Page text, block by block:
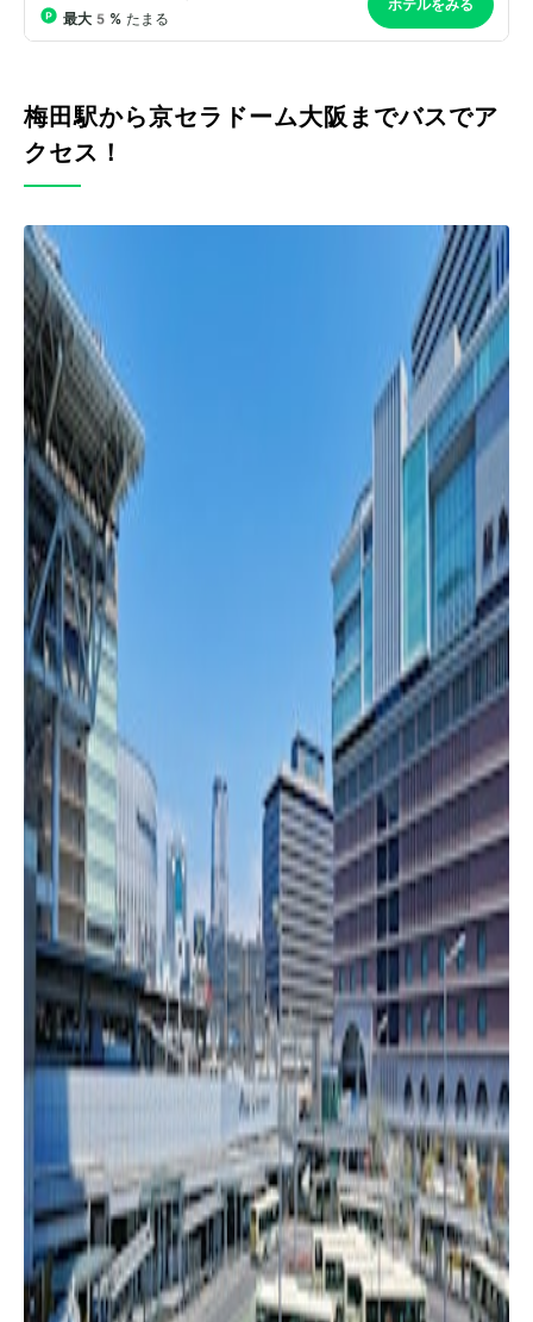
梅田駅から京セラドーム大阪までバスでア
クセス！